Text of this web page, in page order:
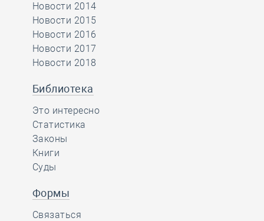
Новости 2014
Новости 2015
Новости 2016
Новости 2017
Новости 2018
Библиотека
Это интересно
Статистика
Законы
Книги
Суды
Формы
Связаться